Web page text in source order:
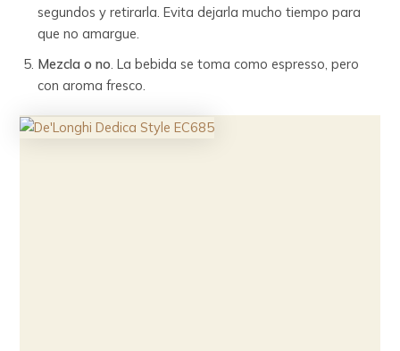
segundos y retirarla. Evita dejarla mucho tiempo para
que no amargue.
Mezcla o no . La bebida se toma como espresso, pero
con aroma fresco.